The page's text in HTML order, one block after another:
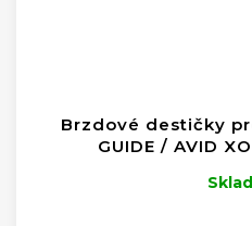
Brzdové destičky
GUIDE / AVID